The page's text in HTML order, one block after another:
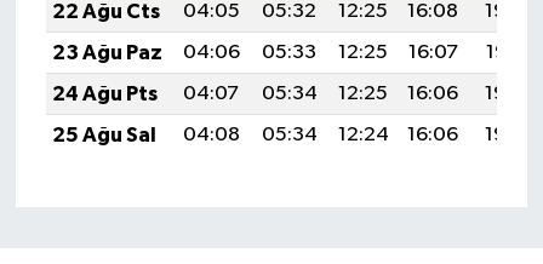
22 Ağu Cts
04:05 05:32 12:25 16:08
19:08
23 Ağu Paz
04:06 05:33 12:25 16:07
19:07
24 Ağu Pts
04:07 05:34 12:25 16:06
19:06
25 Ağu Sal
04:08 05:34 12:24 16:06 19:04